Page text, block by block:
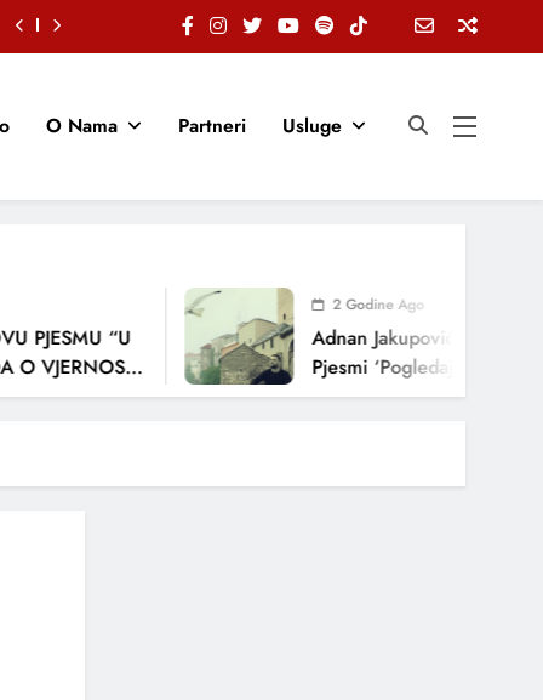
O Nama Partneri Usluge
“U
2 Godine Ago
Adnan Jakupović Donosi
Pjesmi ‘Pogledaj Me’